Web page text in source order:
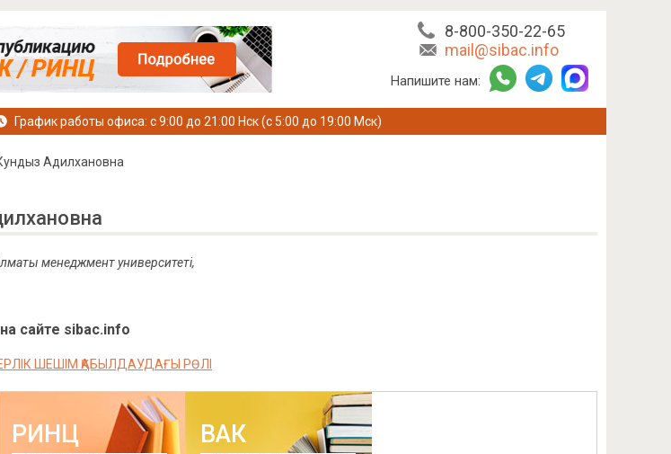
8-800-350-22-65
mail@sibac.info
Напишите нам:
График работы офиса: с 9:00 до 21:00 Нск (с 5:00 до 19:00 Мск)
Адилхановна
менеджмент университеті,
сайте sibac.info
ШЕШІМ ҚАБЫЛДАУДАҒЫ РӨЛІ
РИНЦ ВАК